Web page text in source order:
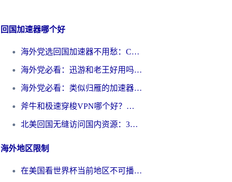
回国加速器哪个好
海外党选回国加速器不用愁：ChickCN和洞见哪个好？一篇搞定所有疑问
海外党必看：迅游和老王好用吗？3分钟选对加速国内网络的加速器
海外党必看：类似归雁的加速器怎么选？一篇搞定无缝访问国内资源
斧牛和极速穿梭VPN哪个好？海外党选回国加速器必看的真实对比与避坑指南
北美回国无缝访问国内资源：3年海外党亲测的加速器选择指南
海外地区限制
在美国看世界杯当前地区不可播放？海外党体育观赛终极指南来了！